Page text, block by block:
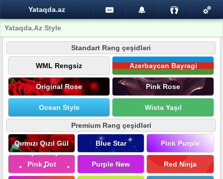
Yataqda.az
Yataqda.Az Style
Standart Rəng çeşidləri
WML Rengsiz Azerbaycan Bayragi
Original Rose Pink Rose
Ocean Style Wista Yaşıl
Premium Rəng çeşidləri
Qırmızı Qızıl Gül Blue Star Pink Purple
Pink Dot Purple New Red Ninja